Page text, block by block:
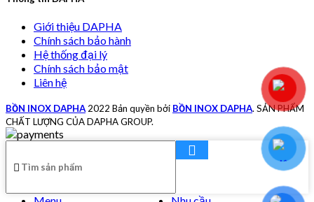
Giới thiệu DAPHA
Chính sách bảo hành
Hệ thống đại lý
Chính sách bảo mật
Liên hệ
BỒN INOX DAPHA 2022 Bản quyền bởi BỒN INOX DAPHA. SẢN PHẨM
CHẤT LƯỢNG CỦA DAPHA GROUP.